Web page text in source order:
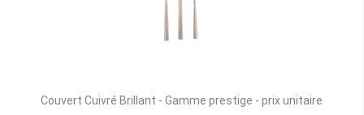
Couvert Cuivré Brillant - Gamme prestige - prix unitaire